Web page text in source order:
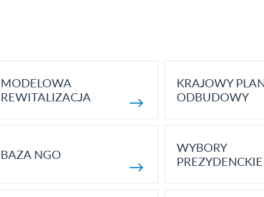
MODELOWA
REWITALIZACJA
KRAJOWY
ODBUDOWY
BAZA NGO
WYBORY